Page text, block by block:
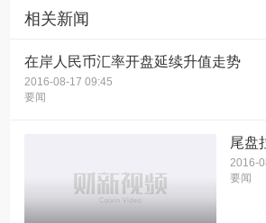
相关新闻
在岸人民币汇率开盘延续升值走势
2016-08-17 09:45
要闻
尾盘
2016-
要闻